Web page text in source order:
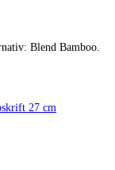
Blend Bamboo.